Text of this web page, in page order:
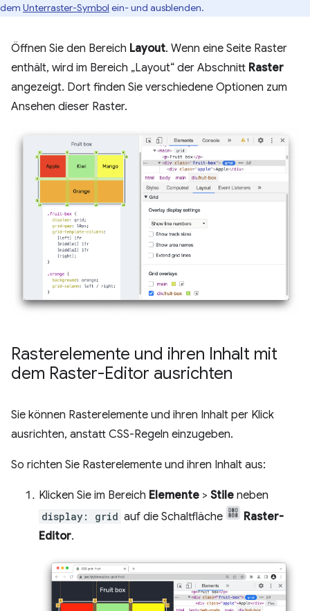
dem Unterraster-Symbol ein- und ausblenden.
Öffnen Sie den Bereich Layout. Wenn eine Seite Raster
enthält, wird im Bereich „Layout“ der Abschnitt Raster
angezeigt. Dort finden Sie verschiedene Optionen zum
Ansehen dieser Raster.
Rasterelemente und ihren Inhalt mit
dem Raster-Editor ausrichten
Sie können Rasterelemente und ihren Inhalt per Klick
ausrichten, anstatt CSS-Regeln einzugeben.
So richten Sie Rasterelemente und ihren Inhalt aus:
Klicken Sie im Bereich Elemente > Stile neben
display: grid auf die Schaltfläche
Raster-
Editor.